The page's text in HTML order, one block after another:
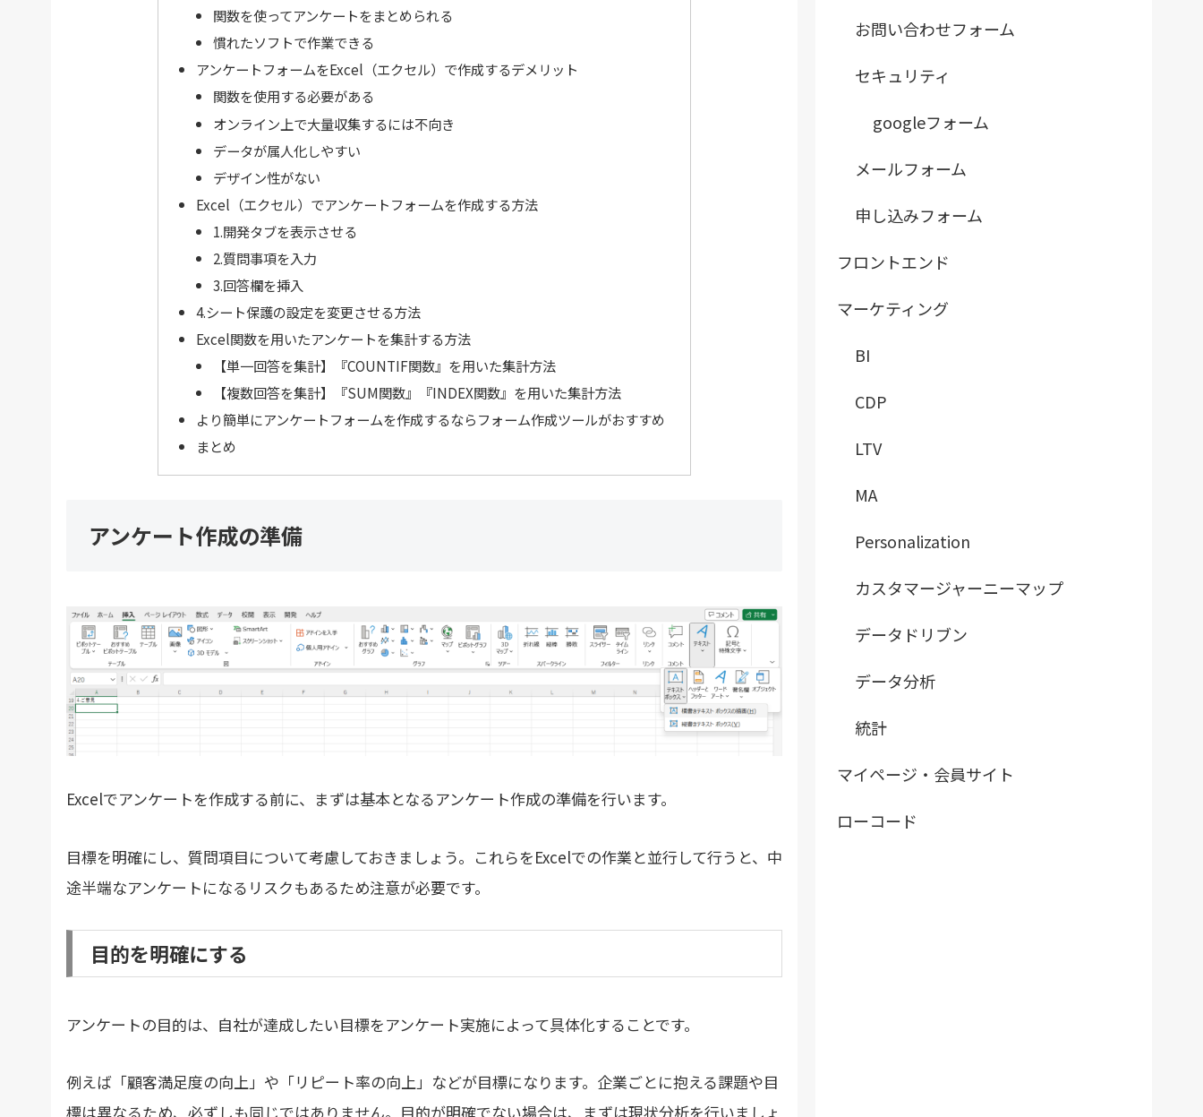
関数を使ってアンケートをまとめられる
慣れたソフトで作業できる
アンケートフォームをExcel（エクセル）で作成するデメリット
関数を使用する必要がある
オンライン上で大量収集するには不向き
データが属人化しやすい
デザイン性がない
Excel（エクセル）でアンケートフォームを作成する方法
1.開発タブを表示させる
2.質問事項を入力
3.回答欄を挿入
4.シート保護の設定を変更させる方法
Excel関数を用いたアンケートを集計する方法
【単一回答を集計】『COUNTIF関数』を用いた集計方法
【複数回答を集計】『SUM関数』『INDEX関数』を用いた集計方法
より簡単にアンケートフォームを作成するならフォーム作成ツールがおすすめ
まとめ
アンケート作成の準備
Excelでアンケートを作成する前に、まずは基本となるアンケート作成の準備を行います。
目標を明確にし、質問項目について考慮しておきましょう。これらをExcelでの作業と並行して行うと、中
途半端なアンケートになるリスクもあるため注意が必要です。
目的を明確にする
アンケートの目的は、自社が達成したい目標をアンケート実施によって具体化することです。
例えば「顧客満足度の向上」や「リピート率の向上」などが目標になります。企業ごとに抱える課題や目
標は異なるため、必ずしも同じではありません。目的が明確でない場合は、まずは現状分析を行いましょ
お問い合わせフォーム
セキュリティ
googleフォーム
メールフォーム
申し込みフォーム
フロントエンド
マーケティング
BI
CDP
LTV
MA
Personalization
カスタマージャーニーマップ
データドリブン
データ分析
統計
マイページ・会員サイト
ローコード